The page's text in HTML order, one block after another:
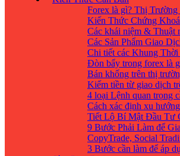
Forex là gì? Thị
Kiến Thức Chứng
Các khái niệm & Thuật
Các Sản Phẩm Giao
Chi tiết các Khung
Đòn bẩy trong forex là
Bán khống trên thị
Kiếm tiền từ giao dịch
4 loại Lệnh quan trọng
Cách xác định xu
Tiết Lộ Bí Mật Đầu Tư
9 Bước Phải Làm để
CopyTrade, Social
3 Bước cần làm để áp